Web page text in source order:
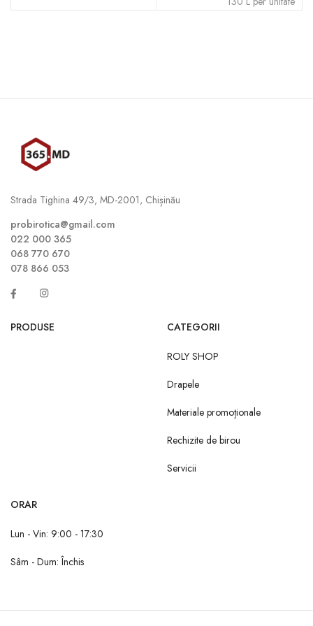
Strada Tighina 49/3, MD-2001, Chișinău
probirotica@gmail.com
022 000 365
068 770 670
078 866 053
PRODUSE CATEGORII
ROLY SHOP
Drapele
Materiale promoționale
Rechizite de birou
Servicii
ORAR
Lun - Vin: 9:00 - 17:30
Sâm - Dum: Închis